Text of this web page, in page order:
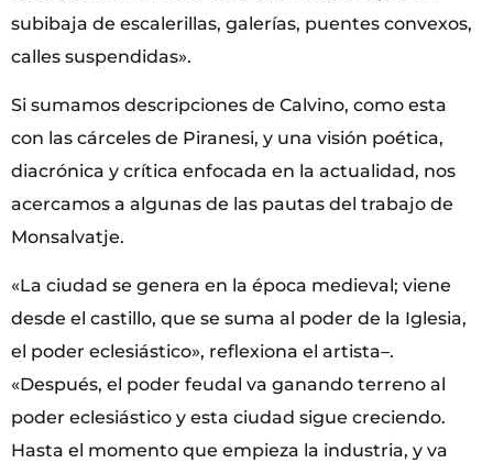
subibaja de escalerillas, galerías, puentes convexos,
calles suspendidas».
Si sumamos descripciones de Calvino, como esta
con las cárceles de Piranesi, y una visión poética,
diacrónica y crítica enfocada en la actualidad, nos
acercamos a algunas de las pautas del trabajo de
Monsalvatje.
«La ciudad se genera en la época medieval; viene
desde el castillo, que se suma al poder de la Iglesia,
el poder eclesiástico», reflexiona el artista–.
«Después, el poder feudal va ganando terreno al
poder eclesiástico y esta ciudad sigue creciendo.
Hasta el momento que empieza la industria, y va